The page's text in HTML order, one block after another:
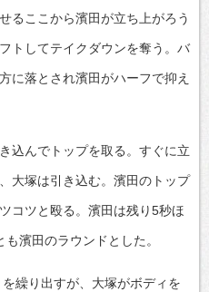
るここから濱田が立ち上がろう
トしてテイクダウンを奪う。バ
に落とされ濱田がハーフで抑え
込んでトップを取る。すぐに立
大塚は引き込む。濱田のトップ
コツと殴る。濱田は残り5秒ほ
濱田のラウンドとした。
繰り出すが、大塚がボディを